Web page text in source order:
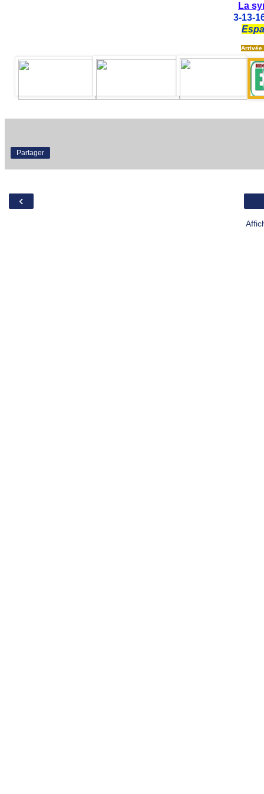
La
3-13-
Arrivée
Partager
‹